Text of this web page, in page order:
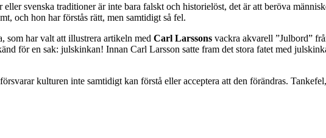
svenska traditioner är inte bara falskt och historielöst, det är att beröva
och hon har förstås rätt, men samtidigt så fel.
som har valt att illustrera artikeln med Carl Larssons vackra akvarell ”Julbord”
för en sak: julskinkan! Innan Carl Larsson satte fram det stora fatet med
kulturen inte samtidigt kan förstå eller acceptera att den förändras.